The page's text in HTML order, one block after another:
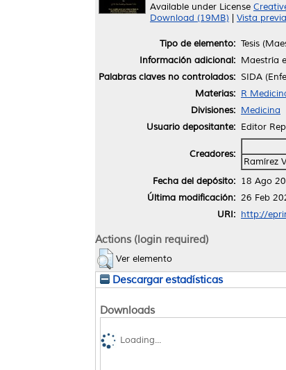
Available under License
Download (19MB)
Vista previa
Tipo de elemento: Tesis
Información adicional: Maestría
Palabras claves no controlados: SIDA
Materias: R
Divisiones: Medicina
Usuario depositante: Editor
Creadores:
Ramírez
Fecha del depósito: 18 Ago
Última modificación: 26 Feb
URI: http://
Actions (login required)
Ver elemento
Descargar estadísticas
Downloads
Loading...